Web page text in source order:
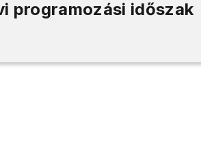
programozási időszak